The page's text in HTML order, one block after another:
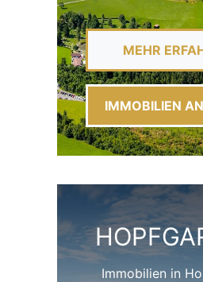
MEHR
IMMOBILIEN
Immobilien in